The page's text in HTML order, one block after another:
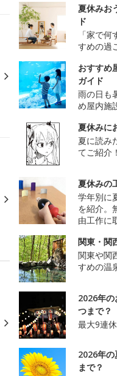
夏休みお
ド
「家で
すめの過
おすすめ
ガイド
雨の日も
め屋内施
夏休みに
夏に読み
てご紹介！
夏休みの
学年別に
を紹介。
由工作に
関東・関
関東や関
すめの温
2026年
つまで？
最大9連
2026年
まで？